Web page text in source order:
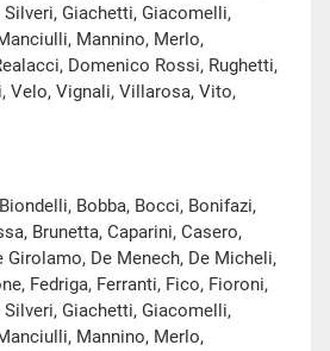
Giachetti, Giacomelli,
Mannino, Merlo,
Domenico Rossi, Rughetti,
Velo, Vignali, Villarosa, Vito,
Bobba, Bocci, Bonifazi,
Brunetta, Caparini, Casero,
De Menech, De Micheli,
Fedriga, Ferranti, Fico, Fioroni,
Giachetti, Giacomelli,
Mannino, Merlo,